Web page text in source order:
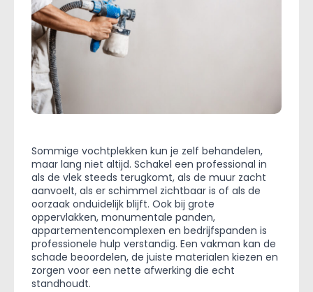
Sommige vochtplekken kun je zelf behandelen,
maar lang niet altijd. Schakel een professional in
als de vlek steeds terugkomt, als de muur zacht
aanvoelt, als er schimmel zichtbaar is of als de
oorzaak onduidelijk blijft. Ook bij grote
oppervlakken, monumentale panden,
appartementencomplexen en bedrijfspanden is
professionele hulp verstandig. Een vakman kan de
schade beoordelen, de juiste materialen kiezen en
zorgen voor een nette afwerking die echt
standhoudt.